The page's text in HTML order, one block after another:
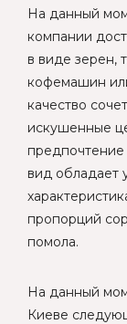
На данный
компании
в виде зерен,
кофемашин
качество
искушенные
вид обладает
пропорций
помола.
На данный
Киеве